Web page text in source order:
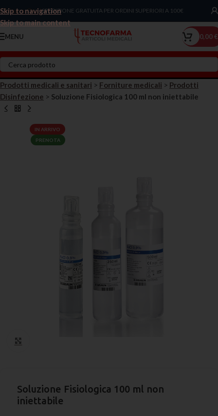
Skip to navigation
Skip to main content
Chiama Ora!SPEDIZIONE GRATUITA PER ORDINI SUPERIORI A 100€
MENU 0,00€
Prodotti medicali e sanitari > Forniture medicali > Prodotti
Disinfezione > Soluzione Fisiologica 100 ml non iniettabile
IN ARRIVO
PRENOTA
Soluzione Fisiologica 100 ml non
iniettabile